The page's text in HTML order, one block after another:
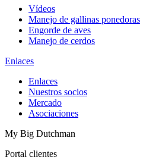
Vídeos
Manejo de gallinas ponedoras
Engorde de aves
Manejo de cerdos
Enlaces
Enlaces
Nuestros socios
Mercado
Asociaciones
My Big Dutchman
Portal clientes